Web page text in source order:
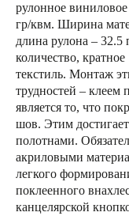
рулонное
гр/квм. Ширина
длина рулона –
количество,
текстиль. Монтаж
трудностей – клеем
является то, что
шов. Этим
полотнами.
акриловыми
легкого
поклеенного
канцелярской